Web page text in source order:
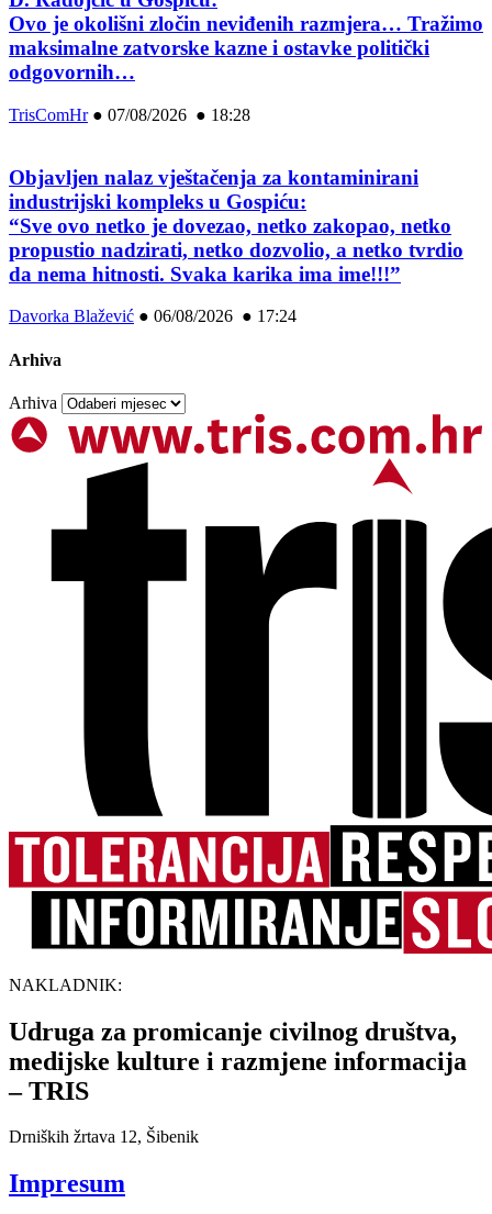
Ovo je okolišni zločin neviđenih razmjera… Tražimo
maksimalne zatvorske kazne i ostavke politički
odgovornih…
TrisComHr● 07/08/2026 ● 18:28
Objavljen nalaz vještačenja za kontaminirani
industrijski kompleks u Gospiću:
“Sve ovo netko je dovezao, netko zakopao, netko
propustio nadzirati, netko dozvolio, a netko tvrdio
da nema hitnosti. Svaka karika ima ime!!!”
Davorka Blažević ● 06/08/2026 ● 17:24
Arhiva
Arhiva
NAKLADNIK:
Udruga za promicanje civilnog društva,
medijske kulture i razmjene informacija
– TRIS
Drniških žrtava 12, Šibenik
Impresum